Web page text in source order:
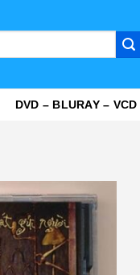
DVD – BLURAY – VCD